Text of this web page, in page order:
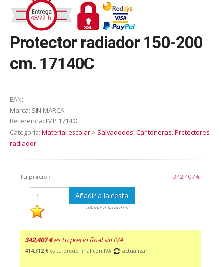
Protector radiador 150-200
cm. 17140C
EAN:
Marca: SIN MARCA
Referencia: IMP 17140C
Categoría: Material escolar > Salvadedos. Cantoneras. Protectores
radiador
Tu precio : 342,407 €
Añadir a la cesta
añadir a favoritos
342,407 € es tu precio final sin IVA
414,312 € es tu precio final con IVA actualizar